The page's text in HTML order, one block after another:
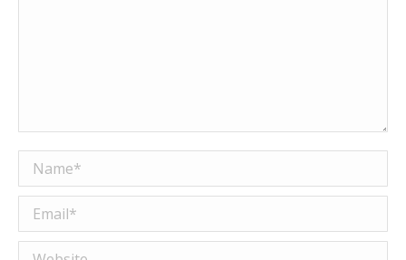
Name *
Email *
Website